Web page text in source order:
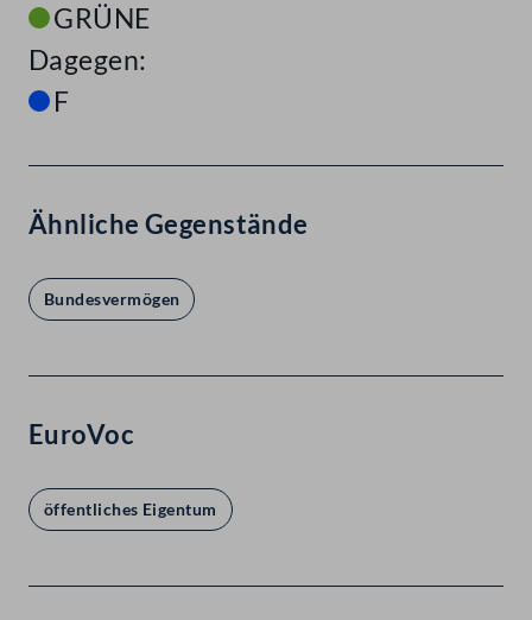
GRÜNE
Dagegen:
F
Ähnliche Gegenstände
Bundesvermögen
EuroVoc
öffentliches Eigentum